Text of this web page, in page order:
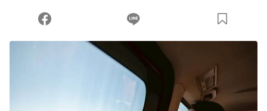
您當前剩餘 U 利點數：0點；前往 購買點數